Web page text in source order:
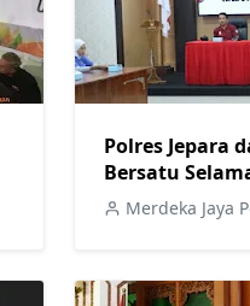
Polres Jepara
Bersatu
dari Bahaya
Merdeka Jaya